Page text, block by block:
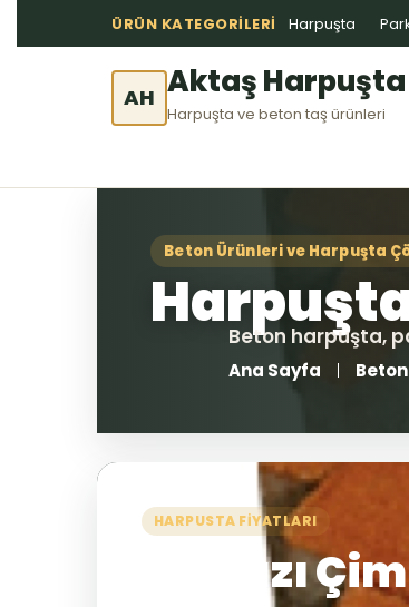
ÜRÜN KATEGORILERI Harpuşta
AH Aktaş Harpuşta
Harpuşta ve beton taş ürünleri
Ana Sayfa
HARPUSTA FIYATLARI
Kırmızı